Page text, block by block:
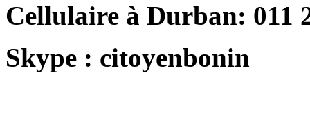
Cellulaire à Durban: 011
Skype : citoyenbonin